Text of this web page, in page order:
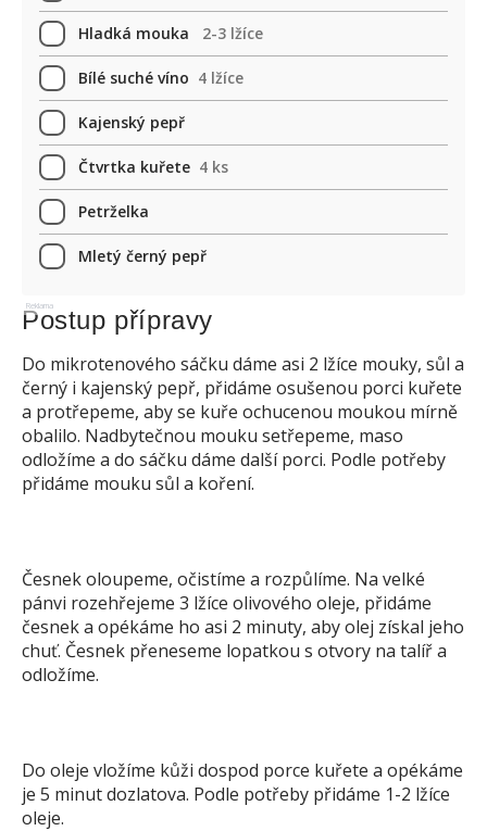
Hladká mouka 2-3 lžíce
Bílé suché víno 4 lžíce
Kajenský pepř
Čtvrtka kuřete 4 ks
Petrželka
Mletý černý pepř
Reklama
Postup přípravy
Do mikrotenového sáčku dáme asi 2 lžíce mouky, sůl a
černý i kajenský pepř, přidáme osušenou porci kuřete
a protřepeme, aby se kuře ochucenou moukou mírně
obalilo. Nadbytečnou mouku setřepeme, maso
odložíme a do sáčku dáme další porci. Podle potřeby
přidáme mouku sůl a koření.
Česnek oloupeme, očistíme a rozpůlíme. Na velké
pánvi rozehřejeme 3 lžíce olivového oleje, přidáme
česnek a opékáme ho asi 2 minuty, aby olej získal jeho
chuť. Česnek přeneseme lopatkou s otvory na talíř a
odložíme.
Do oleje vložíme kůži dospod porce kuřete a opékáme
je 5 minut dozlatova. Podle potřeby přidáme 1-2 lžíce
oleje.